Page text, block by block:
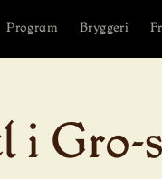
Program Bryggeri
i Gro-